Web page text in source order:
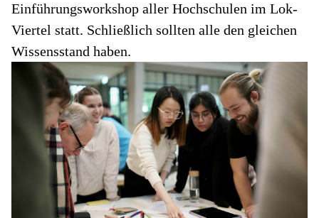
Einführungsworkshop aller Hochschulen im Lok-
Viertel statt. Schließlich sollten alle den gleichen
Wissensstand haben.